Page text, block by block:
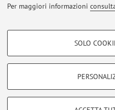
Per maggiori informazioni
COOKIE DI PROFILAZIONE -
COOKIE TECNICI - NECESSARI
SOLO
Area riservata
Accedi tramiteloginper gestire